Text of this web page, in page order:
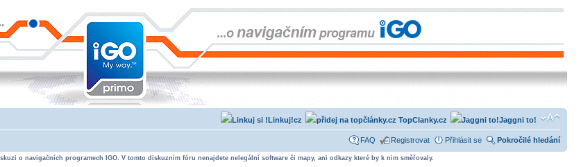
Jaggni to!
TopClanky.cz
Linkuj!cz
FAQ Registrovat Přihlásit se Pokročilé hledání
o navigačních programech IGO. V tomto diskuzním fóru nenajdete nelegální software či mapy, ani odkazy které by k nim směřovaly.